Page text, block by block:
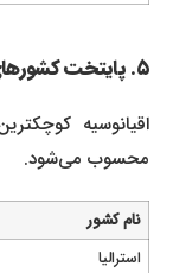
اقیانوسیه
محسوب می‌شود.
نام کشور
استرالیا